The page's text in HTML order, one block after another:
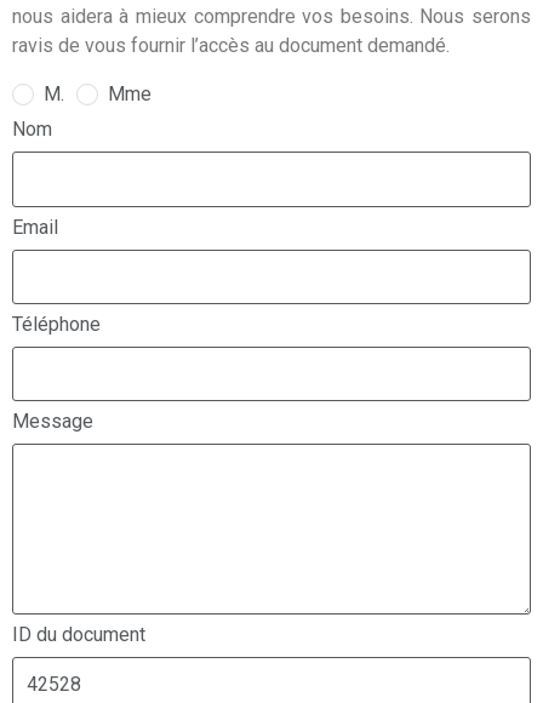
nous aidera à mieux comprendre vos besoins. Nous serons
ravis de vous fournir l’accès au document demandé.
M.
Mme
Nom
Email
Téléphone
Message
ID du document